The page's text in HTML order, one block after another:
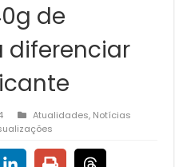
de
diferenciar
Atualidades, Notícias